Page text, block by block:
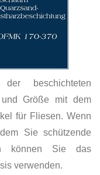
beschichteten
und Größe mit dem
für Fliesen. Wenn
Sie schützende
können Sie das
verwenden.